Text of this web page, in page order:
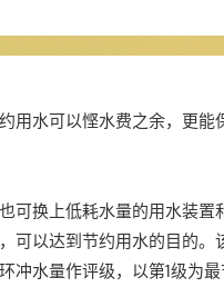
用水可以悭水费之余，更能
可换上低耗水量的用水装置
可以达到节约用水的目的。
冲水量作评级，以第1级为